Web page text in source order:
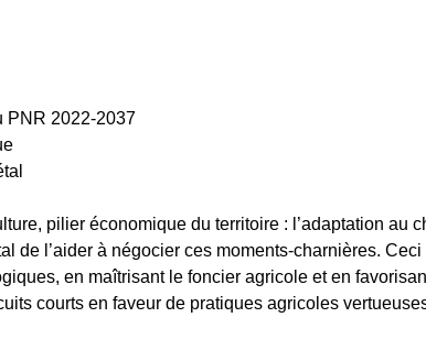
PNR 2022-2037
pilier économique du territoire : l’adaptation au
de l’aider à négocier ces moments-charnières.
en maîtrisant le foncier agricole et en
courts en faveur de pratiques agricoles